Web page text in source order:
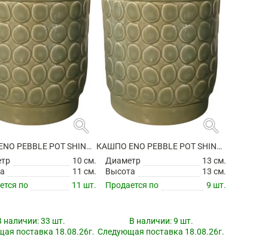
search
КАШПО ENO PEBBLE POT SHINY DUSTY GREEN
10 см.
11 см.
по
11 шт.
наличии:33 шт.
поставка 18.08.26г.
search
КАШПО ENO PEBBLE POT SHINY DUSTY GREEN
Диаметр
13 см.
Высота
13 см.
Продается по
9 шт.
В наличии:9 шт.
Следующая поставка 18.08.26г.